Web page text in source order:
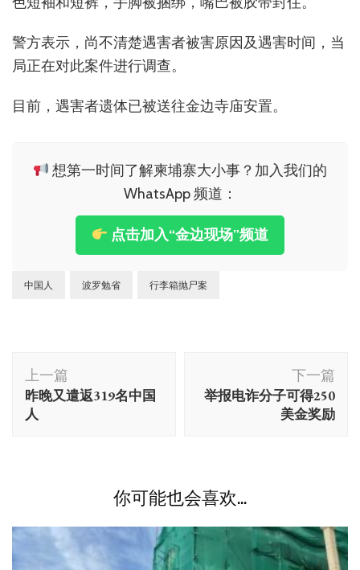
警方表示，尚不清楚遇害者被害原因及遇害时间，当
局正在对此案件进行调查。
目前，遇害者遗体已被送往金边寺庙安置。
想第一时间了解柬埔寨大小事？加入我们的
WhatsApp 频道：
点击加入“金边现场”频道
中国人 波罗勉省 行李箱抛尸案
博
文
导
上一篇
昨晚又遣返319名中国
人
下一篇
举报电诈分子可得250
美金奖励
你可能也会喜欢...